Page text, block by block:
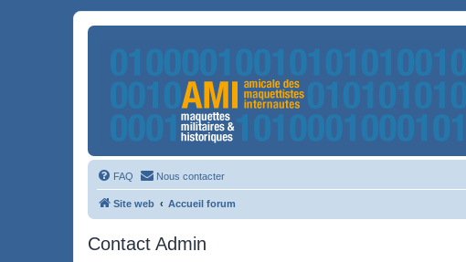
FAQ Nous contacter
Site web Accueil forum
Contact Admin